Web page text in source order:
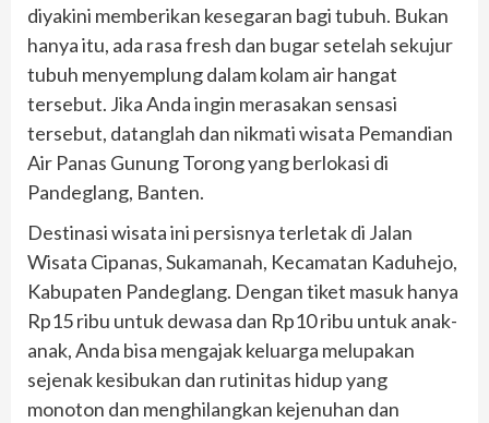
diyakini memberikan kesegaran bagi tubuh. Bukan
hanya itu, ada rasa fresh dan bugar setelah sekujur
tubuh menyemplung dalam kolam air hangat
tersebut. Jika Anda ingin merasakan sensasi
tersebut, datanglah dan nikmati wisata Pemandian
Air Panas Gunung Torong yang berlokasi di
Pandeglang, Banten.
Destinasi wisata ini persisnya terletak di Jalan
Wisata Cipanas, Sukamanah, Kecamatan Kaduhejo,
Kabupaten Pandeglang. Dengan tiket masuk hanya
Rp15 ribu untuk dewasa dan Rp10 ribu untuk anak-
anak, Anda bisa mengajak keluarga melupakan
sejenak kesibukan dan rutinitas hidup yang
monoton dan menghilangkan kejenuhan dan